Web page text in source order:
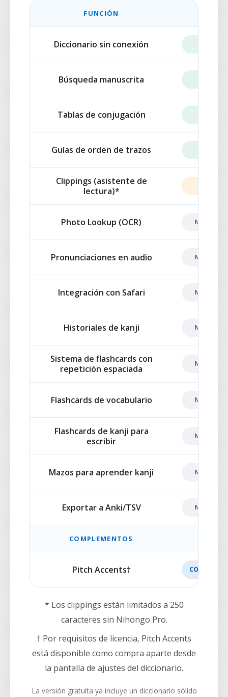
FUNCIÓN
Diccionario sin conexión
Búsqueda manuscrita
Tablas de conjugación
Guías de orden de trazos
Clippings (asistente de
lectura)*
Photo Lookup (OCR) NO
Pronunciaciones en audio NO
Integración con Safari NO
Historiales de kanji NO
Sistema de flashcards con
repetición espaciada
NO
Flashcards de vocabulario NO
Flashcards de kanji para
escribir
NO
Mazos para aprender kanji NO
Exportar a Anki/TSV NO
COMPLEMENTOS
Pitch Accents†
* Los clippings están limitados a 250
caracteres sin Nihongo Pro.
† Por requisitos de licencia, Pitch Accents
está disponible como compra aparte desde
la pantalla de ajustes del diccionario.
La versión gratuita ya incluye un diccionario sólido